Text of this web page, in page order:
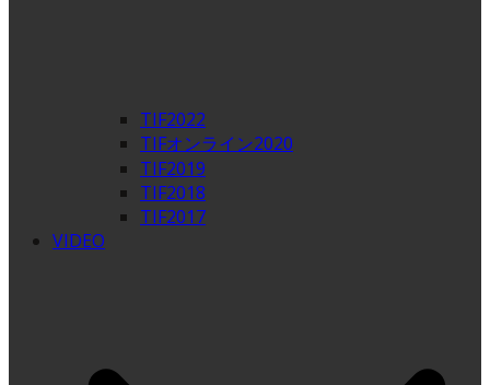
TIF2022
TIFオンライン2020
TIF2019
TIF2018
TIF2017
VIDEO